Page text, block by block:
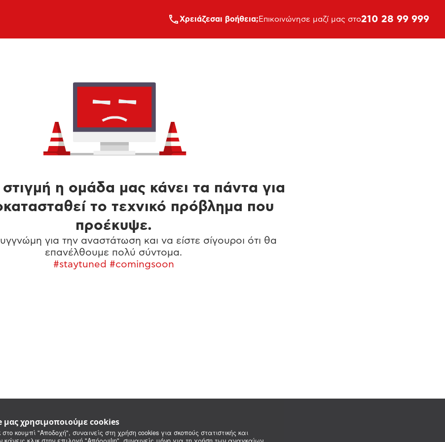
μας χρησιμοποιούμε cookies
κουμπί "Αποδοχή", συναινείς στη χρήση cookies για σκοπούς στατιστικής και
Xρειάζεσαι βοήθεια; Επικοινώνησε μαζί μας στο210 28 99 999
η ομάδα μας κάνει τα πάντα για
το τεχνικό πρόβλημα που
προέκυψε.
για την αναστάτωση και να είστε σίγουροι ότι θα
επανέλθουμε πολύ σύντομα.
#staytuned #comingsoon